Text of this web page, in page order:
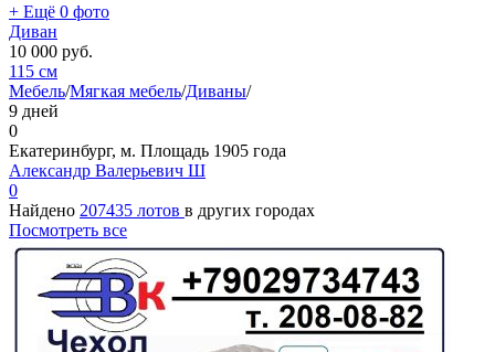
+ Ещё 0 фото
Диван
10 000 руб.
115 см
Мебель/Мягкая мебель/Диваны/
9 дней
0
Екатеринбург, м. Площадь 1905 года
Александр Валерьевич Ш
0
Найдено 207435 лотов в других городах
Посмотреть все